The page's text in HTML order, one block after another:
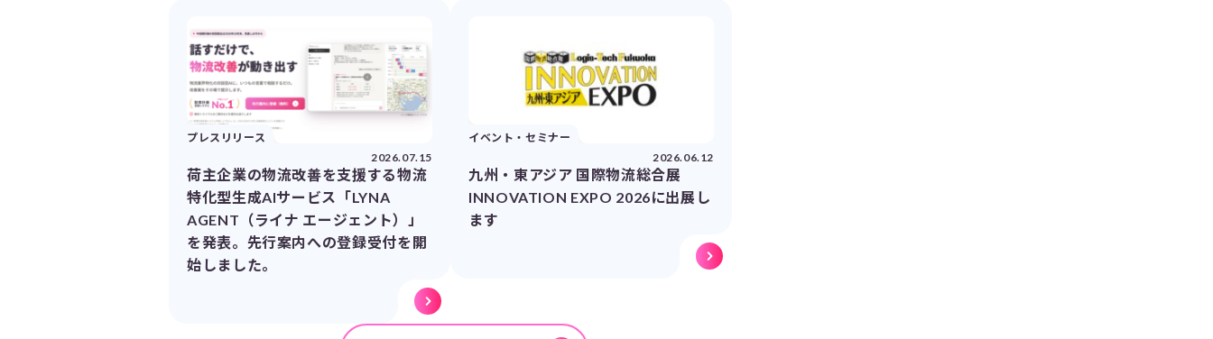
プレスリリース
2026.07.15
荷主企業の物流改善を支援する物流
特化型生成AIサービス「LYNA
AGENT（ライナ エージェント）」
を発表。先行案内への登録受付を開
始しました。
イベント・セミナー
2026.06.12
九州・東アジア 国際物流総合展
INNOVATION EXPO 2026に出展し
ます